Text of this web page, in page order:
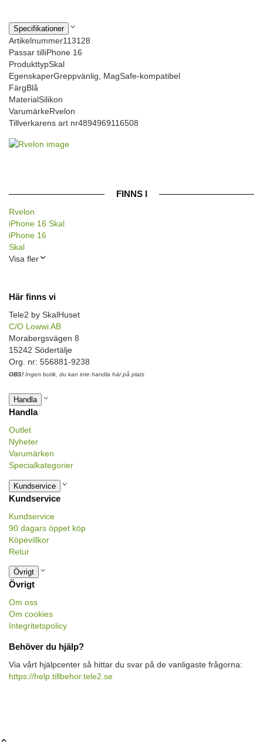
Specifikationer
Artikelnummer113128
Passar tilliPhone 16
ProdukttypSkal
EgenskaperGreppvänlig, MagSafe-kompatibel
FärgBlå
MaterialSilikon
VarumärkeRvelon
Tillverkarens art nr4894969116508
FINNS I
Rvelon
iPhone 16 Skal
iPhone 16
Skal
Visa fler
Här finns vi
Tele2 by SkalHuset
C/O Lowwi AB
Morabergsvägen 8
15242 Södertälje
Org. nr: 556881-9238
OBS! Ingen butik, du kan inte handla här på plats
Handla
Handla
Outlet
Nyheter
Varumärken
Specialkategorier
Kundservice
Kundservice
Kundservice
90 dagars öppet köp
Köpevillkor
Retur
Övrigt
Övrigt
Om oss
Om cookies
Integritetspolicy
Behöver du hjälp?
Via vårt hjälpcenter så hittar du svar på de vanligaste frågorna:
https://help.tillbehor.tele2.se